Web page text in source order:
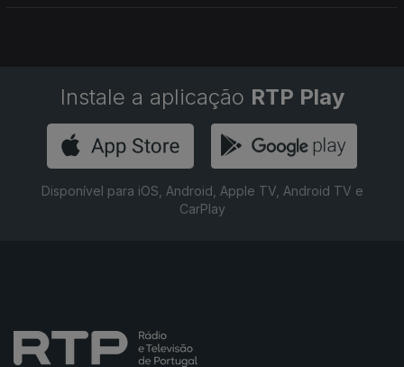
Instale a aplicação RTP Play
Disponível para iOS, Android, Apple TV, Android TV e
CarPlay